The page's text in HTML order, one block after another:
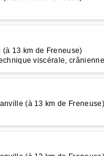
13 km de Freneuse)
viscérale,
(à 13 km de Freneuse)